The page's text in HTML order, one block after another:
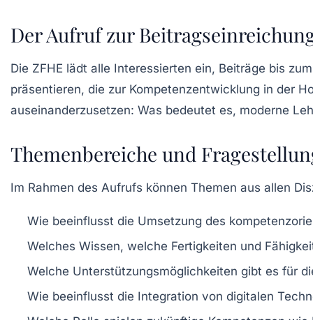
Der Aufruf zur
Die ZFHE lädt alle Interessierten ein, Beiträge bis
präsentieren, die zur Kompetenzentwicklung in der
auseinanderzusetzen: Was bedeutet es, moderne
Themenbereiche und
Im Rahmen des Aufrufs können Themen aus allen
Wie beeinflusst die Umsetzung des
Welches Wissen, welche Fertigkeiten und
Welche Unterstützungsmöglichkeiten gibt es für
Wie beeinflusst die Integration von digitalen